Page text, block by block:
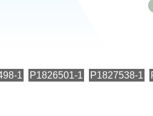
1 P1826501-1 P1827538-1